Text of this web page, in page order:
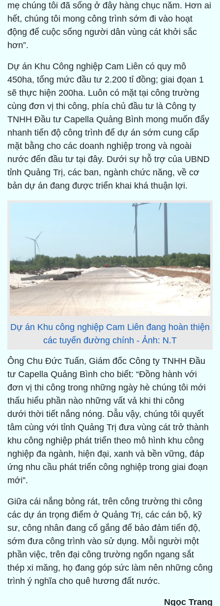
mẹ chúng tôi đã sống ở đây hàng chục năm. Hơn ai
hết, chúng tôi mong công trình sớm đi vào hoạt
động để cuộc sống người dân vùng cát khởi sắc
hơn”.
Dự án Khu Công nghiệp Cam Liên có quy mô
450ha, tổng mức đầu tư 2.200 tỉ đồng; giai đọan 1
sẽ thực hiện 200ha. Luôn có mặt tại công trường
cùng đơn vị thi công, phía chủ đầu tư là Công ty
TNHH Đầu tư Capella Quảng Bình mong muốn đẩy
nhanh tiến độ công trình để dự án sớm cung cấp
mặt bằng cho các doanh nghiệp trong và ngoài
nước đến đầu tư tại đây. Dưới sự hỗ trợ của UBND
tỉnh Quảng Trị, các ban, ngành chức năng, về cơ
bản dự án đang được triển khai khá thuận lợi.
Dự án Khu công nghiệp Cam Liên đang hoàn thiện
các tuyến đường chính - Ảnh: N.T
Ông Chu Đức Tuấn, Giám đốc Công ty TNHH Đầu
tư Capella Quảng Bình cho biết: “Đồng hành với
đơn vị thi công trong những ngày hè chúng tôi mới
thấu hiểu phần nào những vất vả khi thi công
dưới thời tiết nắng nóng. Dẫu vậy, chúng tôi quyết
tâm cùng với tỉnh Quảng Trị đưa vùng cát trở thành
khu công nghiệp phát triển theo mô hình khu công
nghiệp đa ngành, hiện đại, xanh và bền vững, đáp
ứng nhu cầu phát triển công nghiệp trong giai đoạn
mới”.
Giữa cái nắng bỏng rát, trên công trường thi công
các dự án trọng điểm ở Quảng Trị, các cán bộ, kỹ
sư, công nhân đang cố gắng để bảo đảm tiến độ,
sớm đưa công trình vào sử dụng. Mỗi người một
phần việc, trên đại công trường ngổn ngang sắt
thép xi măng, họ đang góp sức làm nên những công
trình ý nghĩa cho quê hương đất nước.
Ngọc Trang